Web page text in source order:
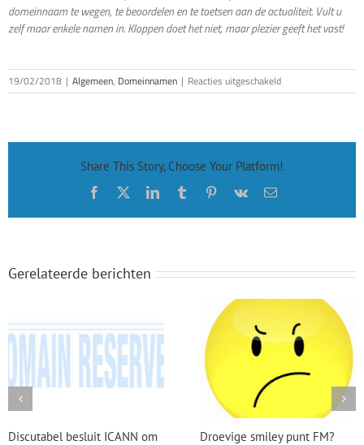
domeinnaam te wegen, te beoordelen en te toetsen aan de actualiteit. Vult u
zelf maar enkele namen in. Kloppen doet het niet, maar plezier geeft het vast!
19/02/2018 | Algemeen, Domeinnamen | Reacties uitgeschakeldvoor
Wanneer
taxeren?
Share This Story, Choose Your Platform!
Facebook
X LinkedInTumblrPinterest
Vk
E-
Gerelateerde berichten
Discutabel besluit ICANN om
Droevige smiley punt FM?